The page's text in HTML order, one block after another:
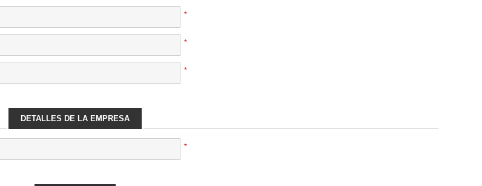
*
*
*
DETALLES DE LA EMPRESA
*